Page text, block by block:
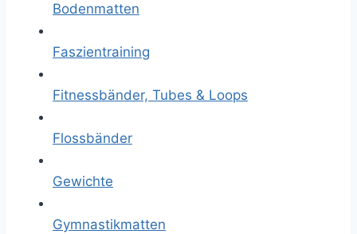
Bodenmatten
Faszientraining
Fitnessbänder, Tubes & Loops
Flossbänder
Gewichte
Gymnastikmatten